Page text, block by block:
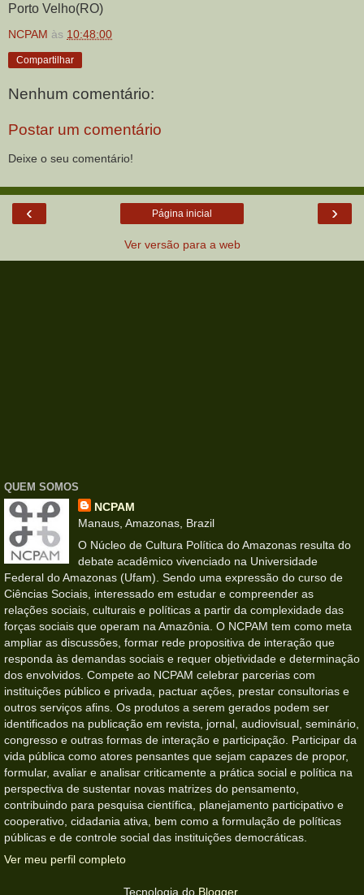
Porto Velho(RO)
NCPAM às 10:48:00
Compartilhar
Nenhum comentário:
Postar um comentário
Deixe o seu comentário!
‹ ›
Página inicial
Ver versão para a web
QUEM SOMOS
NCPAM
Manaus, Amazonas, Brazil
O Núcleo de Cultura Política do Amazonas resulta do
debate acadêmico vivenciado na Universidade
Federal do Amazonas (Ufam). Sendo uma expressão do curso de
Ciências Sociais, interessado em estudar e compreender as
relações sociais, culturais e políticas a partir da complexidade das
forças sociais que operam na Amazônia. O NCPAM tem como meta
ampliar as discussões, formar rede propositiva de interação que
responda às demandas sociais e requer objetividade e determinação
dos envolvidos. Compete ao NCPAM celebrar parcerias com
instituições público e privada, pactuar ações, prestar consultorias e
outros serviços afins. Os produtos a serem gerados podem ser
identificados na publicação em revista, jornal, audiovisual, seminário,
congresso e outras formas de interação e participação. Participar da
vida pública como atores pensantes que sejam capazes de propor,
formular, avaliar e analisar criticamente a prática social e política na
perspectiva de sustentar novas matrizes do pensamento,
contribuindo para pesquisa científica, planejamento participativo e
cooperativo, cidadania ativa, bem como a formulação de políticas
públicas e de controle social das instituições democráticas.
Ver meu perfil completo
Tecnologia do Blogger.